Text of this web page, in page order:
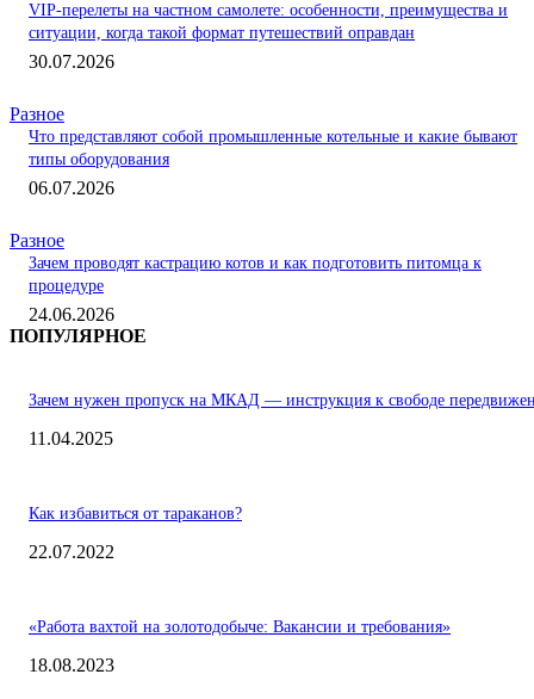
VIP-перелеты на частном самолете: особенности, преимущества и
ситуации, когда такой формат путешествий оправдан
30.07.2026
Разное
Что представляют собой промышленные котельные и какие бывают
типы оборудования
06.07.2026
Разное
Зачем проводят кастрацию котов и как подготовить питомца к
процедуре
24.06.2026
ПОПУЛЯРНОЕ
Зачем нужен пропуск на МКАД — инструкция к свободе
11.04.2025
Как избавиться от тараканов?
22.07.2022
«Работа вахтой на золотодобыче: Вакансии и требования»
18.08.2023